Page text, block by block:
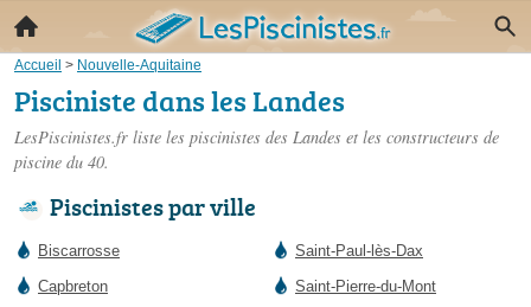
Accueil > Nouvelle-Aquitaine
Pisciniste dans les Landes
LesPiscinistes.fr liste les piscinistes des Landes et les constructeurs de
piscine du 40.
Piscinistes par ville
Biscarrosse
Capbreton
Saint-Paul-lès-Dax
Saint-Pierre-du-Mont